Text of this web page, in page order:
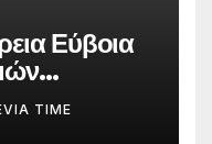
Εύβοια
TIME